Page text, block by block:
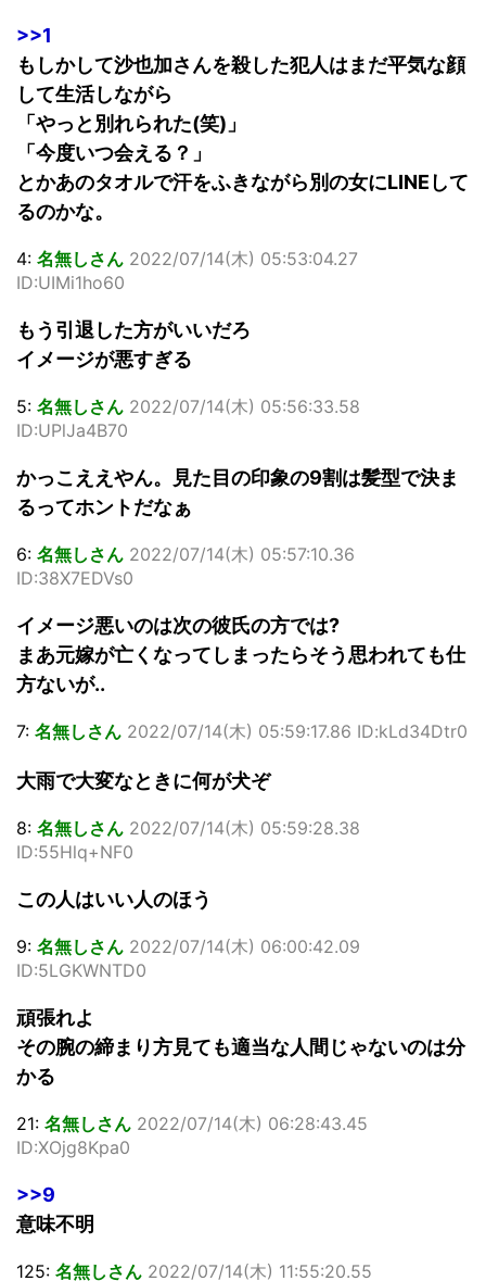
>>1
もしかして沙也加さんを殺した犯人はまだ平気な顔
して生活しながら
「やっと別れられた(笑)」
「今度いつ会える？」
とかあのタオルで汗をふきながら別の女にLINEして
るのかな。
4: 名無しさん 2022/07/14(木) 05:53:04.27
ID:UIMi1ho60
もう引退した方がいいだろ
イメージが悪すぎる
5: 名無しさん 2022/07/14(木) 05:56:33.58
ID:UPlJa4B70
かっこええやん。見た目の印象の9割は髪型で決ま
るってホントだなぁ
6: 名無しさん 2022/07/14(木) 05:57:10.36
ID:38X7EDVs0
イメージ悪いのは次の彼氏の方では?
まあ元嫁が亡くなってしまったらそう思われても仕
方ないが..
7: 名無しさん 2022/07/14(木) 05:59:17.86 ID:kLd34Dtr0
大雨で大変なときに何が犬ぞ
8: 名無しさん 2022/07/14(木) 05:59:28.38
ID:55Hlq+NF0
この人はいい人のほう
9: 名無しさん 2022/07/14(木) 06:00:42.09
ID:5LGKWNTD0
頑張れよ
その腕の締まり方見ても適当な人間じゃないのは分
かる
21: 名無しさん 2022/07/14(木) 06:28:43.45
ID:XOjg8Kpa0
>>9
意味不明
125: 名無しさん 2022/07/14(木) 11:55:20.55